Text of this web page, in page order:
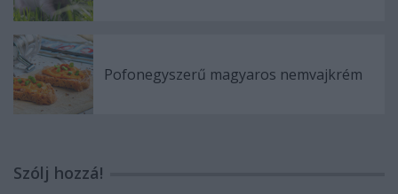
Pofonegyszerű magyaros nemvajkrém
Szólj hozzá!